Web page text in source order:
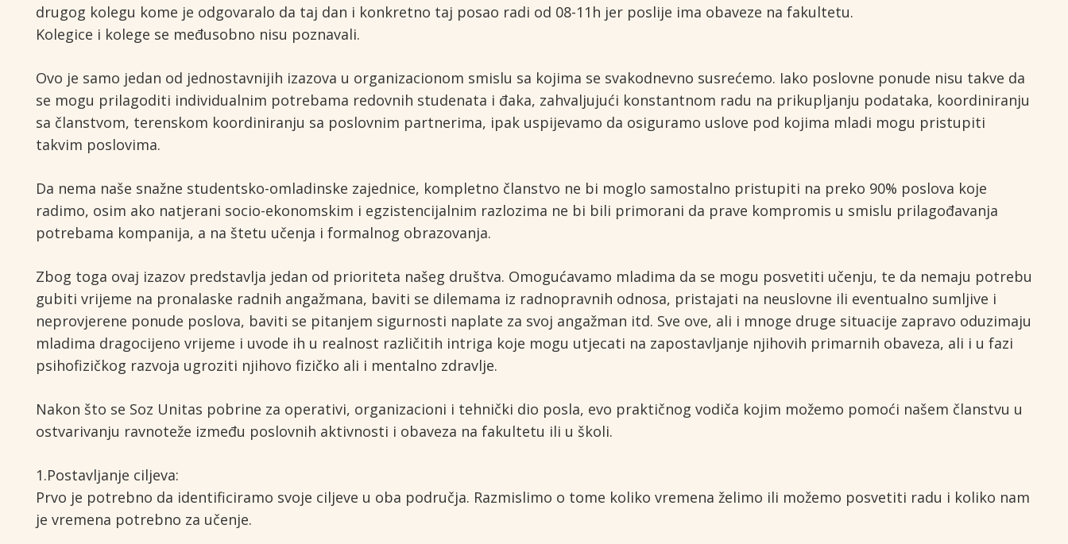
drugog kolegu kome je odgovaralo da taj dan i konkretno taj posao radi od 08-11h jer poslije ima obaveze na fakultetu.
Kolegice i kolege se međusobno nisu poznavali.
Ovo je samo jedan od jednostavnijih izazova u organizacionom smislu sa kojima se svakodnevno susrećemo. Iako poslovne ponude nisu takve da
se mogu prilagoditi individualnim potrebama redovnih studenata i đaka, zahvaljujući konstantnom radu na prikupljanju podataka, koordiniranju
sa članstvom, terenskom koordiniranju sa poslovnim partnerima, ipak uspijevamo da osiguramo uslove pod kojima mladi mogu pristupiti
takvim poslovima.
Da nema naše snažne studentsko-omladinske zajednice, kompletno članstvo ne bi moglo samostalno pristupiti na preko 90% poslova koje
radimo, osim ako natjerani socio-ekonomskim i egzistencijalnim razlozima ne bi bili primorani da prave kompromis u smislu prilagođavanja
potrebama kompanija, a na štetu učenja i formalnog obrazovanja.
Zbog toga ovaj izazov predstavlja jedan od prioriteta našeg društva. Omogućavamo mladima da se mogu posvetiti učenju, te da nemaju potrebu
gubiti vrijeme na pronalaske radnih angažmana, baviti se dilemama iz radnopravnih odnosa, pristajati na neuslovne ili eventualno sumljive i
neprovjerene ponude poslova, baviti se pitanjem sigurnosti naplate za svoj angažman itd. Sve ove, ali i mnoge druge situacije zapravo oduzimaju
mladima dragocijeno vrijeme i uvode ih u realnost različitih intriga koje mogu utjecati na zapostavljanje njihovih primarnih obaveza, ali i u fazi
psihofizičkog razvoja ugroziti njihovo fizičko ali i mentalno zdravlje.
Nakon što se Soz Unitas pobrine za operativi, organizacioni i tehnički dio posla, evo praktičnog vodiča kojim možemo pomoći našem članstvu u
ostvarivanju ravnoteže između poslovnih aktivnosti i obaveza na fakultetu ili u školi.
1.Postavljanje ciljeva:
Prvo je potrebno da identificiramo svoje ciljeve u oba područja. Razmislimo o tome koliko vremena želimo ili možemo posvetiti radu i koliko nam
je vremena potrebno za učenje.